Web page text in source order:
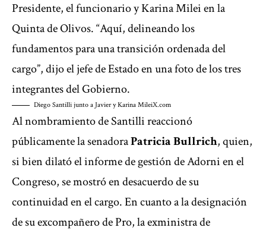
Presidente, el funcionario y Karina Milei en la
Quinta de Olivos. “Aquí, delineando los
fundamentos para una transición ordenada del
cargo”, dijo el jefe de Estado en una foto de los tres
integrantes del Gobierno.
Diego Santilli junto a Javier y Karina MileiX.com
Al nombramiento de Santilli reaccionó
públicamente la senadoraPatricia Bullrich, quien,
si bien dilató el informe de gestión de Adorni en el
Congreso, se mostró en desacuerdo de su
continuidad en el cargo. En cuanto a la designación
de su excompañero de Pro, la exministra de